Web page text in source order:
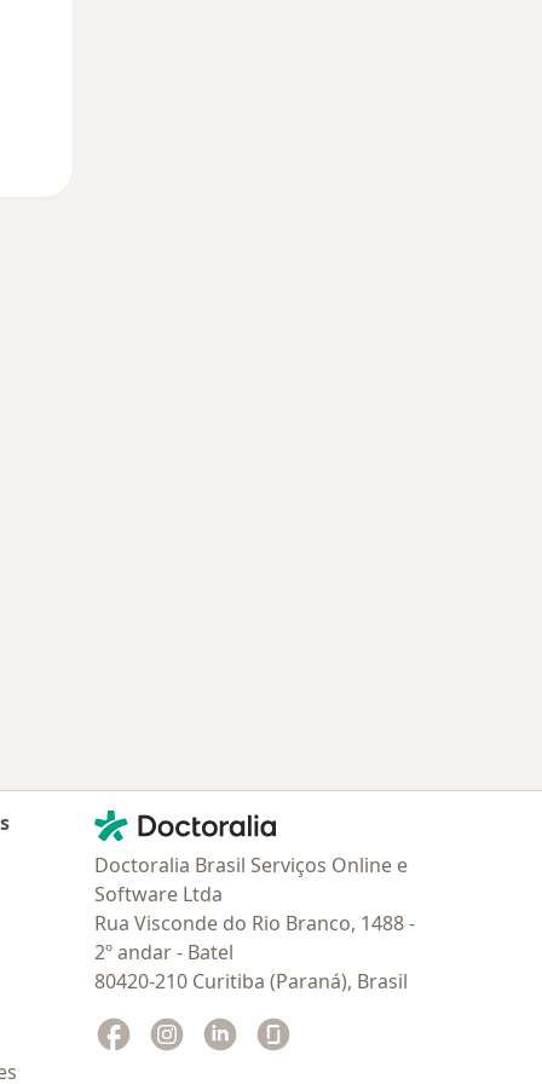
Contato
Doctoralia - Homepage
Doctoralia Brasil Serviços Online e
Software Ltda
Rua Visconde do Rio Branco, 1488 -
2º andar - Batel
80420-210 Curitiba (Paraná), Brasil
Facebook
abre num novo separador
Instagram
abre num novo separador
Linkedin
abre num novo separador